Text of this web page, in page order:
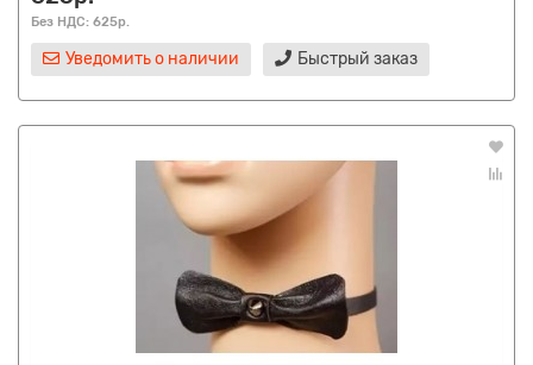
Без НДС: 625р.
Уведомить о наличии Быстрый заказ